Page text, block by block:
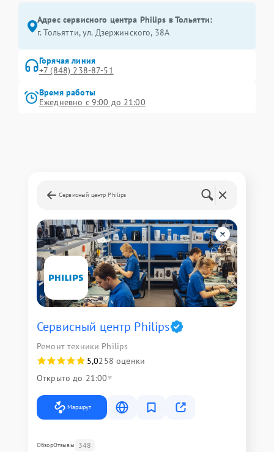
Адрес сервисного центра Philips в Тольятти:
г. Тольятти, ул. Дзержинского, 38А
Горячая линия
+7 (848) 238-87-51
Время работы
Ежедневно с 9:00 до 21:00
Сервисный центр Philips
Сервисный центр Philips
Ремонт техники Philips
5,0258 оценки
Открыто до 21:00
Маршрут
ОбзорОтзывы 348